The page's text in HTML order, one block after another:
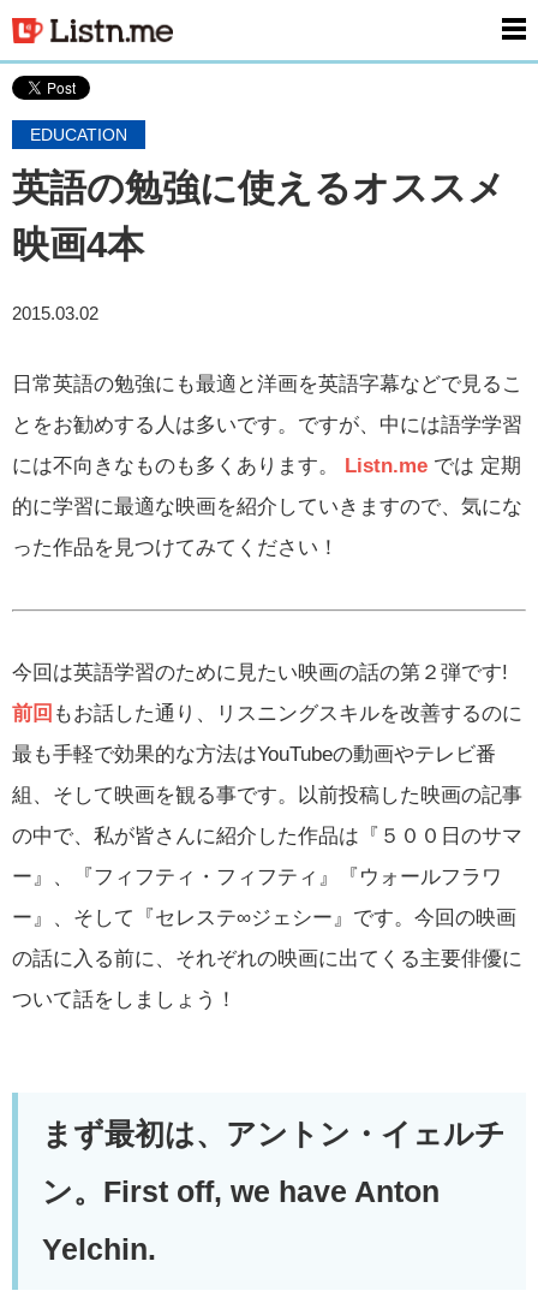
EDUCATION
英語の勉強に使えるオススメ
映画4本
2015.03.02
日常英語の勉強にも最適と洋画を英語字幕などで見るこ
とをお勧めする人は多いです。ですが、中には語学学習
には不向きなものも多くあります。 Listn.me では 定期
的に学習に最適な映画を紹介していきますので、気にな
った作品を見つけてみてください！
今回は英語学習のために見たい映画の話の第２弾です!
前回 もお話した通り、リスニングスキルを改善するのに
最も手軽で効果的な方法はYouTubeの動画やテレビ番
組、そして映画を観る事です。以前投稿した映画の記事
の中で、私が皆さんに紹介した作品は『５００日のサマ
ー』、『フィフティ・フィフティ』『ウォールフラワ
ー』、そして『セレステ∞ジェシー』です。今回の映画
の話に入る前に、それぞれの映画に出てくる主要俳優に
ついて話をしましょう！
まず最初は、アントン・イェルチ
ン。First off, we have Anton
Yelchin.